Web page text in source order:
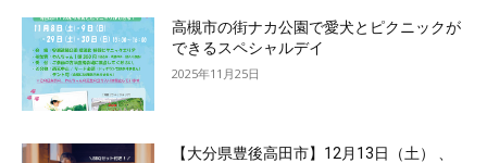
高槻市の街ナカ公園で愛犬とピクニックが
できるスペシャルデイ
2025年11月25日
【大分県豊後高田市】12月13日（土） 、